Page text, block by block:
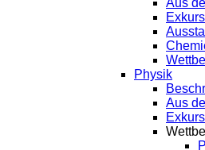
Aus
Physik
Aus